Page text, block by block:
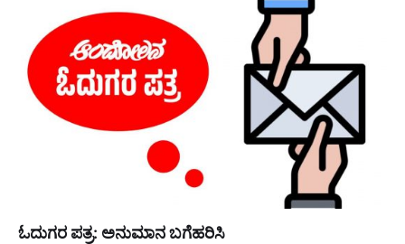
ಓದುಗರ ಪತ್ರ: ಅನುಮಾನ ಬಗೆಹರಿಸಿ